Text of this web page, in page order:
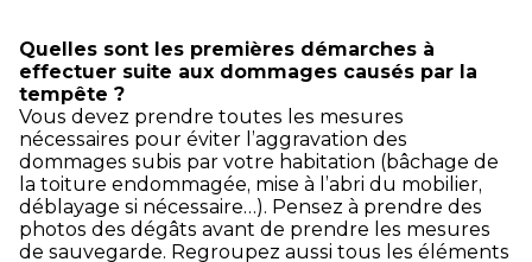
Quelles sont les premières démarches à
effectuer suite aux dommages causés par la
tempête ?
Vous devez prendre toutes les mesures
nécessaires pour éviter l’aggravation des
dommages subis par votre habitation (bâchage de
la toiture endommagée, mise à l’abri du mobilier,
déblayage si nécessaire…). Pensez à prendre des
photos des dégâts avant de prendre les mesures
de sauvegarde. Regroupez aussi tous les éléments